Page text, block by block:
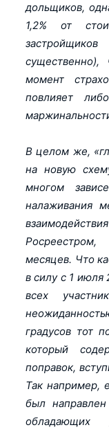
дольщиков,
1,2% от
момент
повлияет
В целом же,
на новую
многом
налаживания
месяцев. Что
в силу с 1 июля
всех
градусов тот
который
поправок,
Так например,
был направлен
обладающих